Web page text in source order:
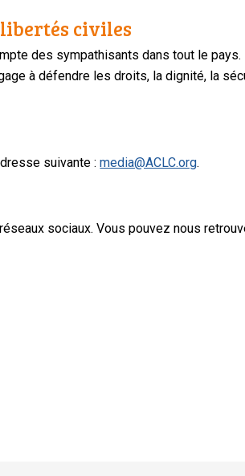
civiles
des sympathisants dans tout le pays.
à défendre les droits, la dignité, la
suivante :media@ACLC.org.
sociaux. Vous pouvez nous